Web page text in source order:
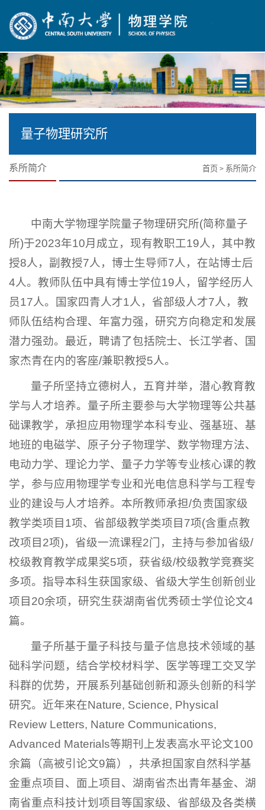
Toggle
量子物理研究所
系所简介 首页 > 系所简介
中南大学物理学院量子物理研究所(简称量子
所)于2023年10月成立，现有教职工19人，其中教
授8人，副教授7人，博士生导师7人，在站博士后
4人。教师队伍中具有博士学位19人，留学经历人
员17人。国家四青人才1人，省部级人才7人，教
师队伍结构合理、年富力强，研究方向稳定和发展
潜力强劲。最近，聘请了包括院士、长江学者、国
家杰青在内的客座/兼职教授5人。
量子所坚持立德树人，五育并举，潜心教育教
学与人才培养。量子所主要参与大学物理等公共基
础课教学，承担应用物理学本科专业、强基班、基
地班的电磁学、原子分子物理学、数学物理方法、
电动力学、理论力学、量子力学等专业核心课的教
学，参与应用物理学专业和光电信息科学与工程专
业的建设与人才培养。本所教师承担/负责国家级
教学类项目1项、省部级教学类项目7项(含重点教
改项目2项)，省级一流课程2门，主持与参加省级/
校级教育教学成果奖5项，获省级/校级教学竞赛奖
多项。指导本科生获国家级、省级大学生创新创业
项目20余项，研究生获湖南省优秀硕士学位论文4
篇。
量子所基于量子科技与量子信息技术领域的基
础科学问题，结合学校材料学、医学等理工交叉学
科群的优势，开展系列基础创新和源头创新的科学
研究。近年来在Nature, Science, Physical
Review Letters, Nature Communications,
Advanced Materials等期刊上发表高水平论文100
余篇（高被引论文9篇），共承担国家自然科学基
金重点项目、面上项目、湖南省杰出青年基金、湖
南省重点科技计划项目等国家级、省部级及各类横